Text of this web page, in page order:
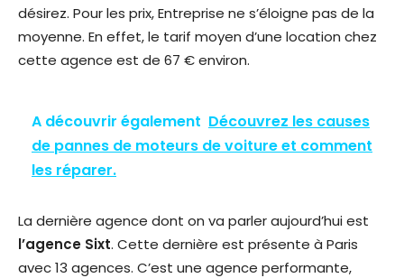
désirez. Pour les prix, Entreprise ne s’éloigne pas de la
moyenne. En effet, le tarif moyen d’une location chez
cette agence est de 67 € environ.
A découvrir également Découvrez les causes
de pannes de moteurs de voiture et comment
les réparer.
La dernière agence dont on va parler aujourd’hui est
l’agence Sixt. Cette dernière est présente à Paris
avec 13 agences. C’est une agence performante,